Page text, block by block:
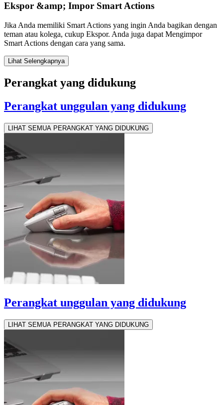
Ekspor &amp; Impor Smart Actions
Jika Anda memiliki Smart Actions yang ingin Anda bagikan dengan
teman atau kolega, cukup Ekspor. Anda juga dapat Mengimpor
Smart Actions dengan cara yang sama.
Lihat Selengkapnya
Perangkat yang didukung
Perangkat unggulan yang didukung
LIHAT SEMUA PERANGKAT YANG DIDUKUNG
Perangkat unggulan yang didukung
LIHAT SEMUA PERANGKAT YANG DIDUKUNG